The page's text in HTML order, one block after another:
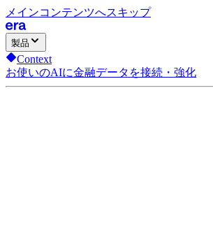
メインコンテンツへスキップ
製品
Context
お使いのAIに金融データを接続・強化